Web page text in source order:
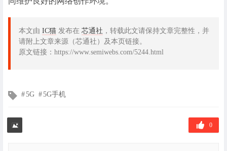
本文由 IC猫 发布在 芯通社 ，转载此文请保持文章完整性，并
请附上文章来源（芯通社）及本页链接。
原文链接：https://www.semiwebs.com/5244.html
文
签
5G 5G手机
0